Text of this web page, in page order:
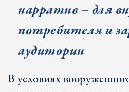
нарратив – для
потребителя и
аудитории
В условиях